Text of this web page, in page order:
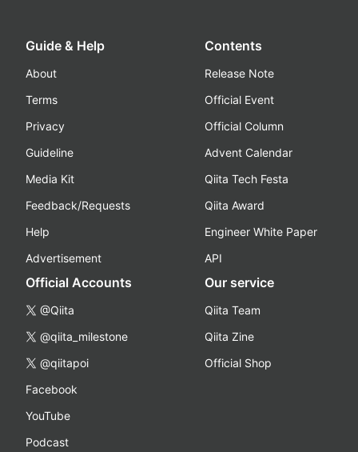
Guide & Help
About
Terms
Privacy
Guideline
Media Kit
Feedback/Requests
Help
Advertisement
Contents
Release Note
Official Event
Official Column
Advent Calendar
Qiita Tech Festa
Qiita Award
Engineer White Paper
API
Official Accounts
@Qiita
@qiita_milestone
@qiitapoi
Facebook
YouTube
Podcast
Our service
Qiita Team
Qiita Zine
Official Shop